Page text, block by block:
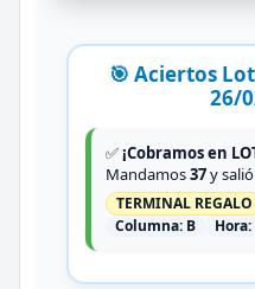
🎯 Aciertos
26/
✅¡Cobramos en
Mandamos37y salió
TERMINAL REGALO
Columna: B Hora: